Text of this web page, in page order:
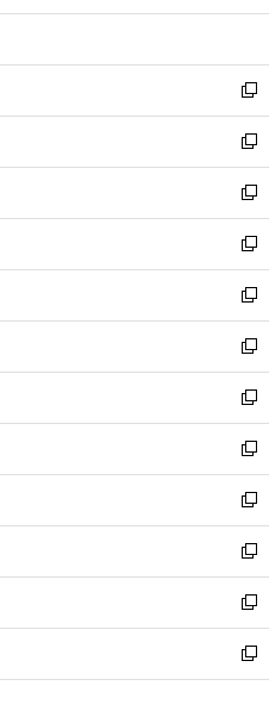
開
ウ
開
く
ン
ウ
で
開
く
ウ
ン
ド
ウ
で
開
く
新
し
い
ウ
ィ
ン
ド
ウ
で
開
く
新
し
い
ウ
ィ
ン
ド
ウ
で
開
く
新
し
い
ウ
ィ
ン
ド
ウ
で
開
く
新
し
い
ウ
ィ
ン
ド
ウ
で
開
く
新
し
い
ウ
ィ
ン
ド
ウ
で
開
く
新
し
い
ウ
ィ
ン
ド
ウ
で
開
く
新
し
い
ウ
ィ
ン
ド
ウ
で
開
く
新
し
い
ウ
ィ
ン
ド
ウ
で
開
新
し
い
ウ
ィ
ン
ド
ウ
新
し
い
ウ
ィ
ン
新
し
い
ウ
新
し